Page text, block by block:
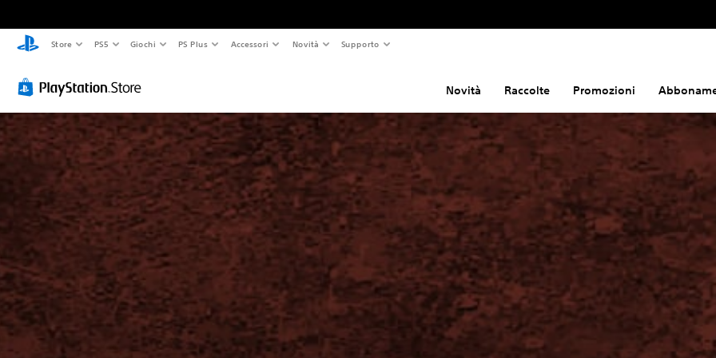
Store PS5 Giochi PS Plus Accessori Novità Supporto
Novità Raccolte Promozioni